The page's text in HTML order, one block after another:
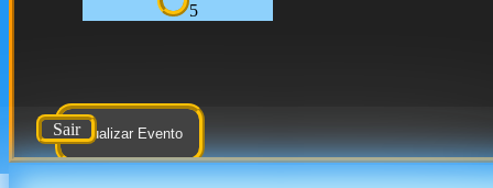
5
Atualizar Evento
Sair